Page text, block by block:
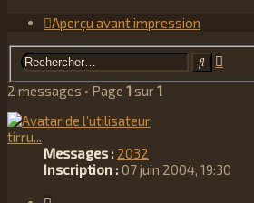
Aperçu avant impression
2 messages • Page 1 sur1
tirru...
Messages : 2032
Inscription :07 juin 2004, 19:30